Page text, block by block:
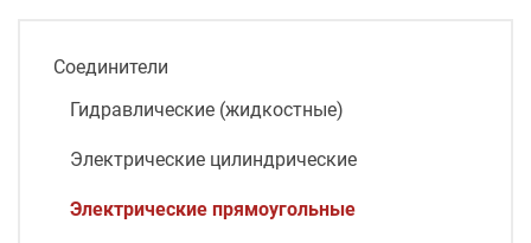
Соединители
Гидравлические (жидкостные)
Электрические цилиндрические
Электрические прямоугольные